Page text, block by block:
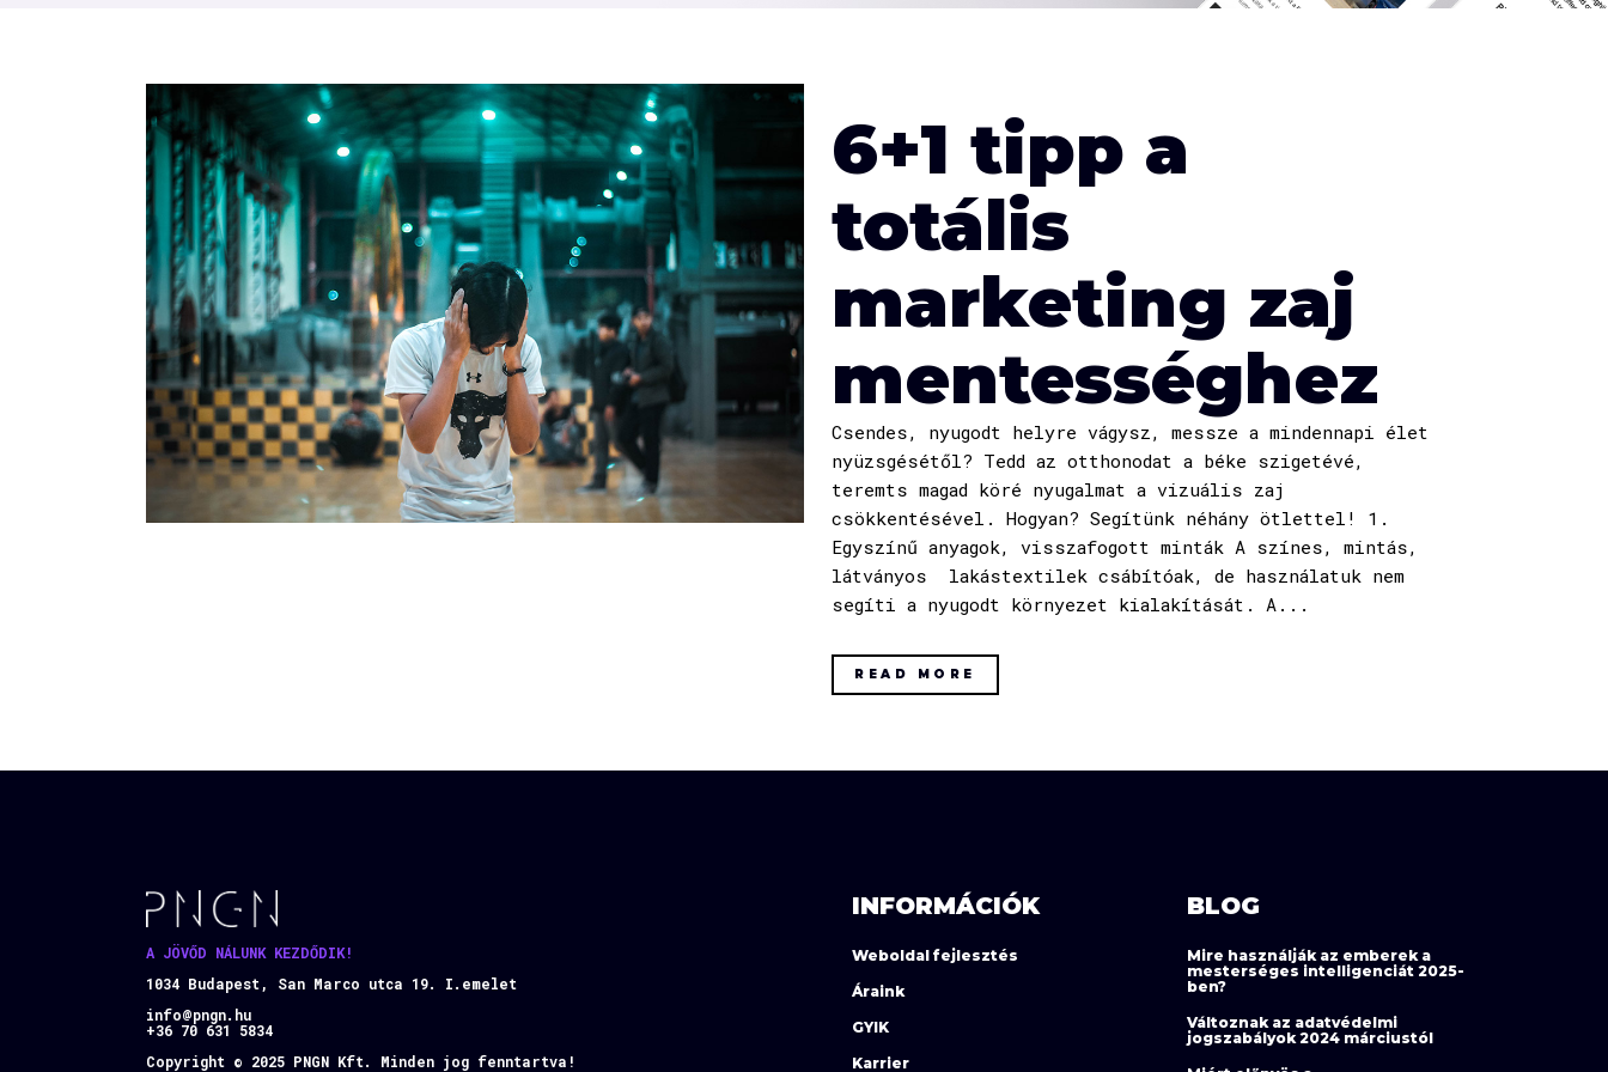
6+1 tipp a
totális
marketing zaj
mentességhez
Csendes, nyugodt helyre vágysz, messze a mindennapi élet
nyüzsgésétől? Tedd az otthonodat a béke szigetévé,
teremts magad köré nyugalmat a vizuális zaj
csökkentésével. Hogyan? Segítünk néhány ötlettel! 1.
Egyszínű anyagok, visszafogott minták A színes, mintás,
látványos lakástextilek csábítóak, de használatuk nem
segíti a nyugodt környezet kialakítását. A...
READ MORE
A JÖVŐD NÁLUNK KEZDŐDIK!
1034 Budapest, San Marco utca 19. I.emelet
info@pngn.hu
+36 70 631 5834
Copyright © 2025 PNGN Kft. Minden jog fenntartva!
INFORMÁCIÓK
Weboldal fejlesztés
Áraink
GYIK
Karrier
BLOG
Mire használják az emberek a
mesterséges intelligenciát 2025-
ben?
Változnak az adatvédelmi
jogszabályok 2024 márciustól